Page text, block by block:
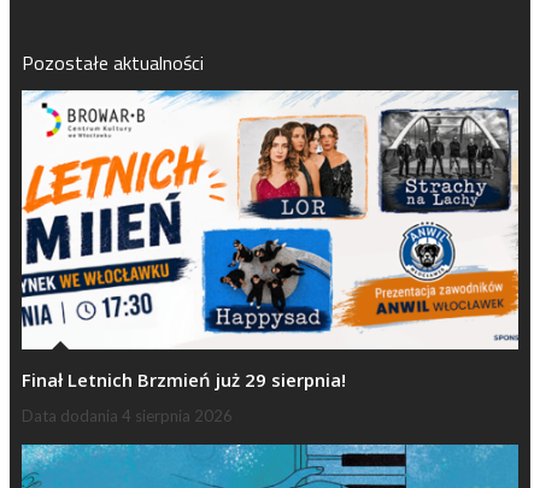
Pozostałe aktualności
Finał Letnich Brzmień już 29 sierpnia!
Data dodania 4 sierpnia 2026